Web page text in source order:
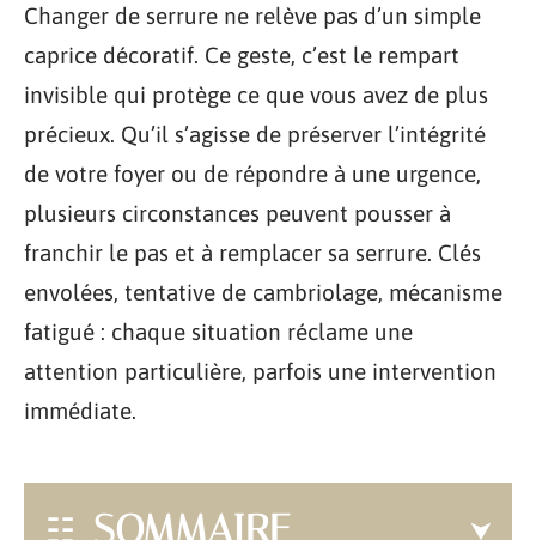
Changer de serrure ne relève pas d’un simple
caprice décoratif. Ce geste, c’est le rempart
invisible qui protège ce que vous avez de plus
précieux. Qu’il s’agisse de préserver l’intégrité
de votre foyer ou de répondre à une urgence,
plusieurs circonstances peuvent pousser à
franchir le pas et à remplacer sa serrure. Clés
envolées, tentative de cambriolage, mécanisme
fatigué : chaque situation réclame une
attention particulière, parfois une intervention
immédiate.
SOMMAIRE